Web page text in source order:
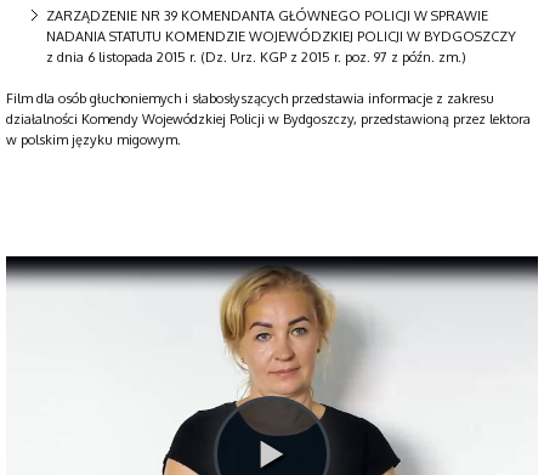
ZARZĄDZENIE NR 39 KOMENDANTA GŁÓWNEGO POLICJI W SPRAWIE
NADANIA STATUTU KOMENDZIE WOJEWÓDZKIEJ POLICJI W BYDGOSZCZY
z dnia 6 listopada 2015 r. (Dz. Urz. KGP z 2015 r. poz. 97 z późn. zm.)
Film dla osób głuchoniemych i słabosłyszących przedstawia informacje z zakresu
działalności Komendy Wojewódzkiej Policji w Bydgoszczy, przedstawioną przez lektora
w polskim języku migowym.